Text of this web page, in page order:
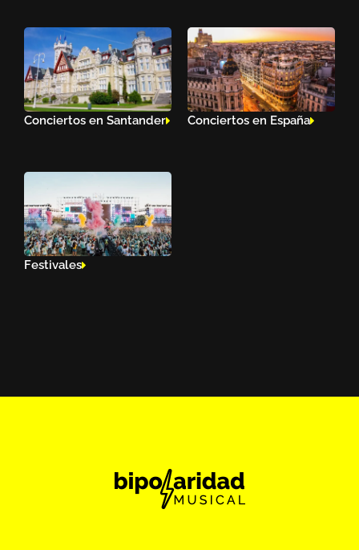
Conciertos en Santander Conciertos en España
Festivales